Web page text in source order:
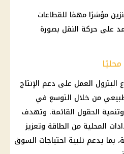
مؤشرًا مهمًا للقطاعات
على حركة النقل بصورة
العمل على دعم الإنتاج
من خلال التوسع في
الحقول القائمة. وتهدف
المحلية من الطاقة وتعزيز
بما يدعم تلبية احتياجات السوق